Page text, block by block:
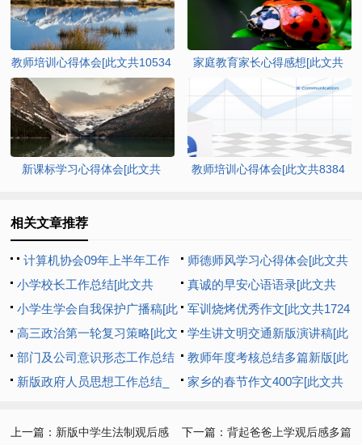
教师培训心得体会[此文共10534
家庭教育家长心得感想[此文共
6341字]
新课标学习心得体会[此文共
教师培训心得体会[此文共8384
相关文章推荐
计算机协会09年上半年工作
总结暨下半年工作打算[此文共
14861字]
师德师风学习心得体会[此文共
952字]
小学校长工作总结[此文共
13943字]
真诚的早安心语语录[此文共
9262字]
小学生学会自我保护广播稿[此
文共1046字]
军训烧烤优秀作文[此文共1724
字]
高三政治第一轮复习策略[此文
共4138字]
学生讲文明交通新版演讲稿[此
文共3686字]
部门及公司意识形态工作总结
[此文共1216字]
教师年度考核总结多篇新版[此
文共5815字]
新版政府人员思想工作总结_
字]
家乡的春节作文400字[此文共
上一篇： 新版中学生法制观后感 下一篇： 背起爸爸上学观后感多篇